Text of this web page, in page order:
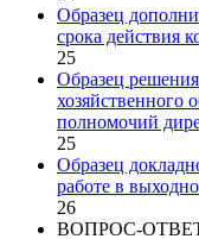
Образец
срока действия
25
Образец
хозяйственного
полномочий
25
Образец
работе в
26
ВОПРОС-